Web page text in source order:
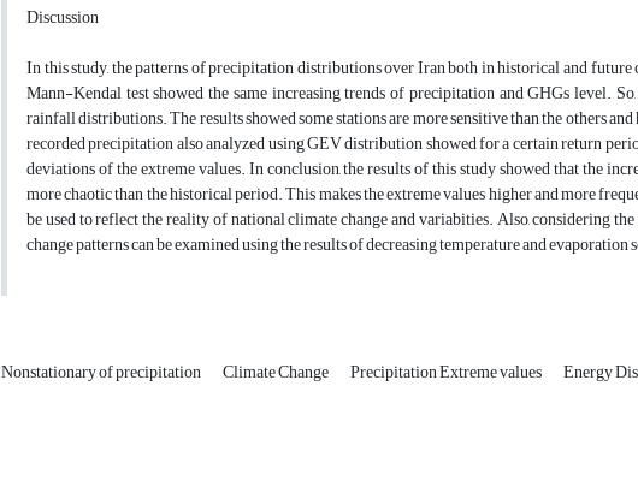
Discussion
In this study, the patterns of precipitation distributions over Iran both in historical and
Mann-Kendal test showed the same increasing trends of precipitation and GHGs level.
rainfall distributions. The results showed some stations are more sensitive than the others
recorded precipitation also analyzed using GEV distribution showed for a certain return
deviations of the extreme values. In conclusion, the results of this study showed that the
more chaotic than the historical period. This makes the extreme values higher and more
be used to reflect the reality of national climate change and variabities. Also, considering
change patterns can be examined using the results of decreasing temperature and evaporation
Nonstationary of precipitation Climate Change Precipitation Extreme values Energy